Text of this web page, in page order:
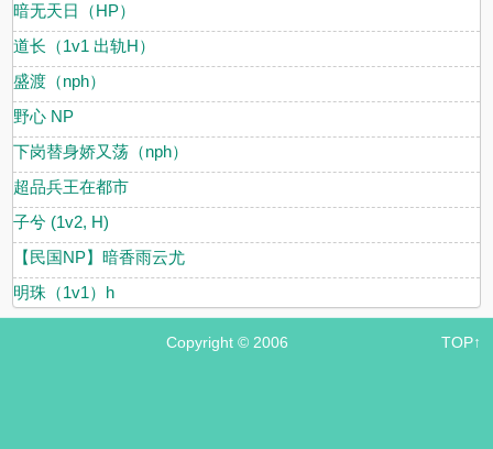
暗无天日（HP）
道长（1v1 出轨H）
盛渡（nph）
野心 NP
下岗替身娇又荡（nph）
超品兵王在都市
子兮 (1v2, H)
【民国NP】暗香雨云尤
明珠（1v1）h
Copyright © 2006 TOP↑